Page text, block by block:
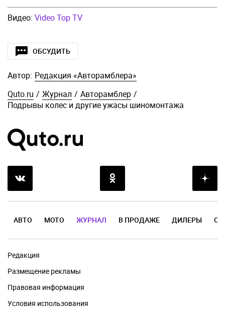
Видео: Video Top TV
ОБСУДИТЬ
Автор: Редакция «Авторамблера»
Quto.ru / Журнал / Авторамблер /
Подрывы колес и другие ужасы шиномонтажа
АВТО МОТО ЖУРНАЛ В ПРОДАЖЕ ДИЛЕРЫ
Редакция
Размещение рекламы
Правовая информация
Условия использования